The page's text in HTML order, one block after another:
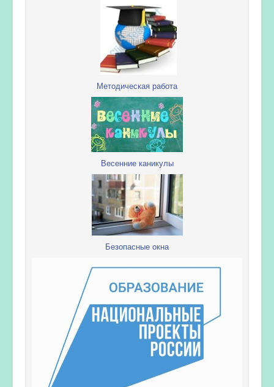
Методическая работа
Весенние каникулы
Безопасные окна